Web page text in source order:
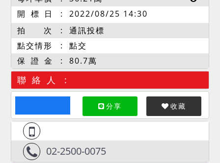
開 標 日
2022/08/25 14:30
拍 次
通訊投標
點交情形
點交
保 證 金
80.7萬
聯 絡 人
分享 收藏
02-2500-0075